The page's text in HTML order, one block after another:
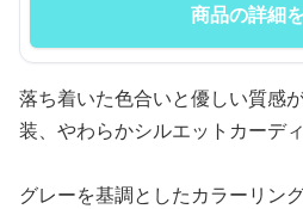
商品の詳細
落ち着いた色合いと優しい質感
装、やわらかシルエットカーディ
グレーを基調としたカラーリン